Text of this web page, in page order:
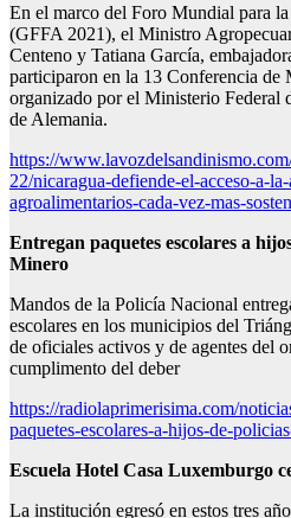
En el marco del Foro Mundial para
(GFFA 2021), el Ministro
Centeno y Tatiana García,
participaron en la 13 Conferencia de
organizado por el Ministerio Federal
de Alemania.
https://
22/nicaragua-defiende-el-acceso-a-
agroalimentarios-cada-vez-mas-
Entregan paquetes escolares a
Minero
Mandos de la Policía Nacional
escolares en los municipios del
de oficiales activos y de agentes del
cumplimento del deber
https://radiolaprimerisima.com/
paquetes-escolares-a-hijos-de-
Escuela Hotel Casa Luxemburgo
La institución egresó en estos tres